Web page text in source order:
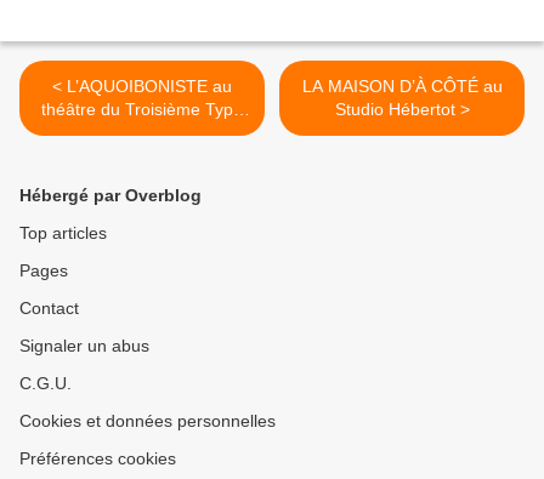
< L’AQUOIBONISTE au
théâtre du Troisième Type
LE LUNDI 9 SEPTEMBRE !
LA MAISON D’À CÔTÉ au
Studio Hébertot >
Hébergé par Overblog
Top articles
Pages
Contact
Signaler un abus
C.G.U.
Cookies et données personnelles
Préférences cookies